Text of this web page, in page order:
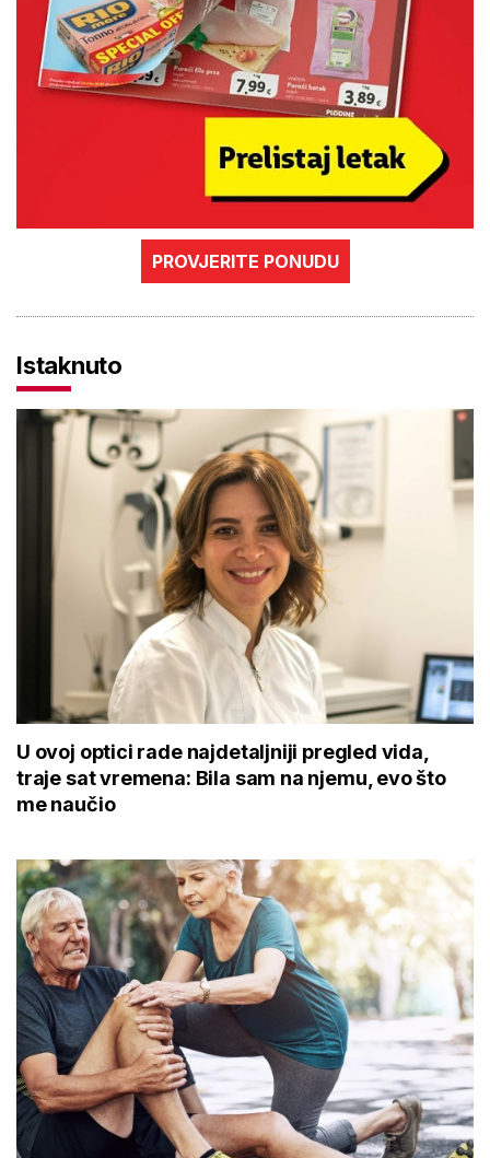
PROVJERITE PONUDU
Istaknuto
U ovoj optici rade najdetaljniji pregled vida,
traje sat vremena: Bila sam na njemu, evo što
me naučio